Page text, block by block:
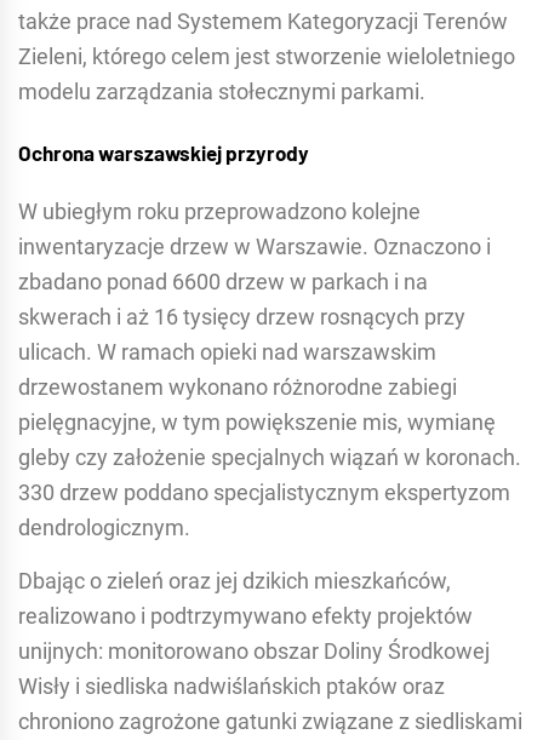
także prace nad Systemem Kategoryzacji Terenów
Zieleni, którego celem jest stworzenie wieloletniego
modelu zarządzania stołecznymi parkami.
Ochrona warszawskiej przyrody
W ubiegłym roku przeprowadzono kolejne
inwentaryzacje drzew w Warszawie. Oznaczono i
zbadano ponad 6600 drzew w parkach i na
skwerach i aż 16 tysięcy drzew rosnących przy
ulicach. W ramach opieki nad warszawskim
drzewostanem wykonano różnorodne zabiegi
pielęgnacyjne, w tym powiększenie mis, wymianę
gleby czy założenie specjalnych wiązań w koronach.
330 drzew poddano specjalistycznym ekspertyzom
dendrologicznym.
Dbając o zieleń oraz jej dzikich mieszkańców,
realizowano i podtrzymywano efekty projektów
unijnych: monitorowano obszar Doliny Środkowej
Wisły i siedliska nadwiślańskich ptaków oraz
chroniono zagrożone gatunki związane z siedliskami